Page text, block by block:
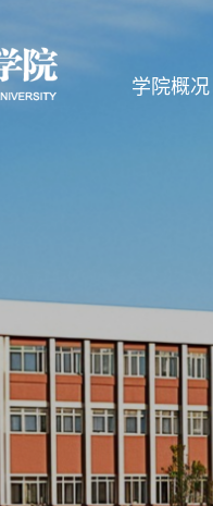
学院概况